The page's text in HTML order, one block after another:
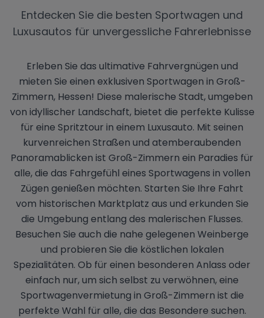
Entdecken Sie die besten Sportwagen und
Luxusautos für unvergessliche Fahrerlebnisse
Erleben Sie das ultimative Fahrvergnügen und
mieten Sie einen exklusiven Sportwagen in Groß-
Zimmern, Hessen! Diese malerische Stadt, umgeben
von idyllischer Landschaft, bietet die perfekte Kulisse
für eine Spritztour in einem Luxusauto. Mit seinen
kurvenreichen Straßen und atemberaubenden
Panoramablicken ist Groß-Zimmern ein Paradies für
alle, die das Fahrgefühl eines Sportwagens in vollen
Zügen genießen möchten. Starten Sie Ihre Fahrt
vom historischen Marktplatz aus und erkunden Sie
die Umgebung entlang des malerischen Flusses.
Besuchen Sie auch die nahe gelegenen Weinberge
und probieren Sie die köstlichen lokalen
Spezialitäten. Ob für einen besonderen Anlass oder
einfach nur, um sich selbst zu verwöhnen, eine
Sportwagenvermietung in Groß-Zimmern ist die
perfekte Wahl für alle, die das Besondere suchen.